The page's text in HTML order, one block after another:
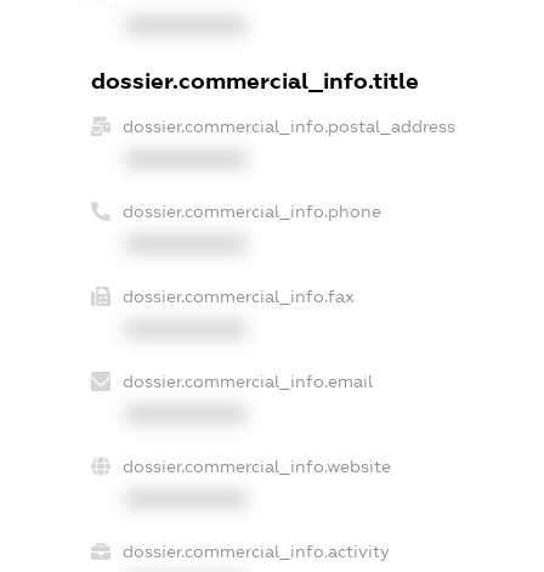
dossier.commercial_info.title
dossier.commercial_info.postal_address
dossier.commercial_info.phone
dossier.commercial_info.fax
dossier.commercial_info.email
dossier.commercial_info.website
dossier.commercial_info.activity